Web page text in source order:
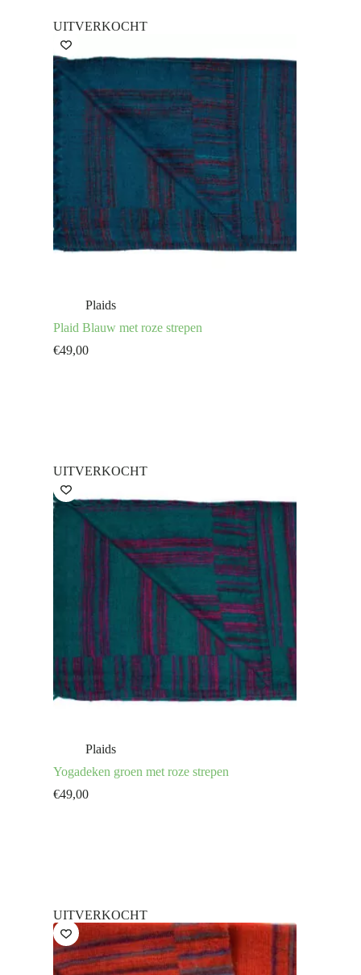
UITVERKOCHT
Plaids
Plaid Blauw met roze strepen
€49,00
UITVERKOCHT
Plaids
Yogadeken groen met roze strepen
€49,00
UITVERKOCHT